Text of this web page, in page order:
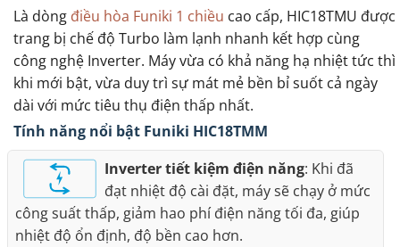
Là dòng điều hòa Funiki 1 chiều cao cấp, HIC18TMU được
trang bị chế độ Turbo làm lạnh nhanh kết hợp cùng
công nghệ Inverter. Máy vừa có khả năng hạ nhiệt tức thì
khi mới bật, vừa duy trì sự mát mẻ bền bỉ suốt cả ngày
dài với mức tiêu thụ điện thấp nhất.
Tính năng nổi bật Funiki HIC18TMM
Inverter tiết kiệm điện năng: Khi đã
đạt nhiệt độ cài đặt, máy sẽ chạy ở mức
công suất thấp, giảm hao phí điện năng tối đa, giúp
nhiệt độ ổn định, độ bền cao hơn.